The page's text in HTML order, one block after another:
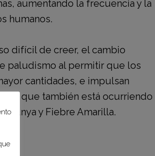
aumentando la frecuencia y la
humanos.
difícil de creer, el cambio
paludismo al permitir que los
cantidades, e impulsan
lo que también está ocurriendo
y Fiebre Amarilla.